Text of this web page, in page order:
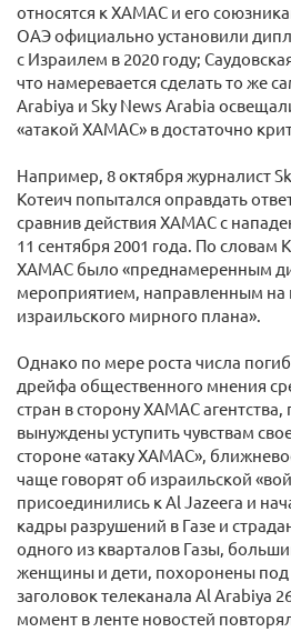
относятся к ХАМАС и его
ОАЭ официально установили
с Израилем в 2020 году;
что намеревается сделать то же
Arabiya и Sky News Arabia
«атакой ХАМАС» в достаточно
Например, 8 октября журналист
Котеич попытался оправдать
сравнив действия ХАМАС с
11 сентября 2001 года. По словам
ХАМАС было «преднамеренным
мероприятием, направленным на
израильского мирного плана».
Однако по мере роста числа
дрейфа общественного мнения
стран в сторону ХАМАС
вынуждены уступить чувствам
стороне «атаку ХАМАС»,
чаще говорят об израильской
присоединились к Al Jazeera и
кадры разрушений в Газе и
одного из кварталов Газы,
женщины и дети, похоронены под
заголовок телеканала Al Arabiya
момент в ленте новостей